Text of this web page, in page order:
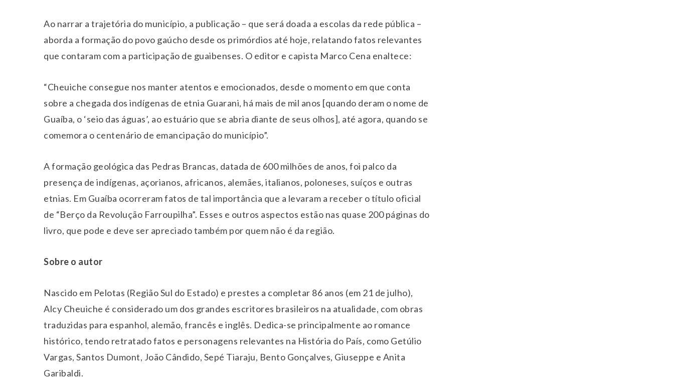
Ao narrar a trajetória do município, a publicação – que será doada a escolas da rede pública –
aborda a formação do povo gaúcho desde os primórdios até hoje, relatando fatos relevantes
que contaram com a participação de guaibenses. O editor e capista Marco Cena enaltece:
“Cheuiche consegue nos manter atentos e emocionados, desde o momento em que conta
sobre a chegada dos indígenas de etnia Guarani, há mais de mil anos [quando deram o nome de
Guaíba, o ‘seio das águas’, ao estuário que se abria diante de seus olhos], até agora, quando se
comemora o centenário de emancipação do município”.
A formação geológica das Pedras Brancas, datada de 600 milhões de anos, foi palco da
presença de indígenas, açorianos, africanos, alemães, italianos, poloneses, suíços e outras
etnias. Em Guaíba ocorreram fatos de tal importância que a levaram a receber o título oficial
de “Berço da Revolução Farroupilha”. Esses e outros aspectos estão nas quase 200 páginas do
livro, que pode e deve ser apreciado também por quem não é da região.
Sobre o autor
Nascido em Pelotas (Região Sul do Estado) e prestes a completar 86 anos (em 21 de julho),
Alcy Cheuiche é considerado um dos grandes escritores brasileiros na atualidade, com obras
traduzidas para espanhol, alemão, francês e inglês. Dedica-se principalmente ao romance
histórico, tendo retratado fatos e personagens relevantes na História do País, como Getúlio
Vargas, Santos Dumont, João Cândido, Sepé Tiaraju, Bento Gonçalves, Giuseppe e Anita
Garibaldi.